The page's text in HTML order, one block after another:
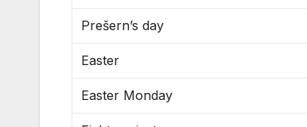
Prešern’s day
Easter
Easter Monday